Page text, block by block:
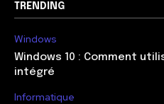
TRENDING
Windows
Windows 10 : Comment
intégré
Informatique